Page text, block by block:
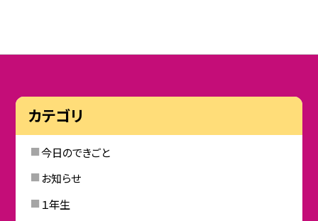
カテゴリ
今日のできごと
お知らせ
１年生